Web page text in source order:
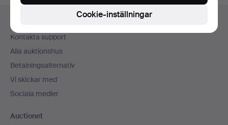
Sidfotsnavigation
Kontakta support
Alla auktionshus
Betalningsalternativ
Vi skickar med
Sociala medier
Auctionet
Cookie-inställningar